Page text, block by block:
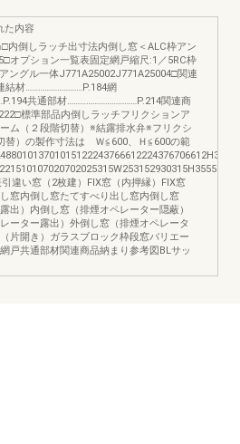
た内容
内倒しラッチ出寸法内倒し窓＜ALC枠アン
オプション一覧表固定網戸縮尺:1／5RC枠
ングル一体J771A25002J771A25004□関連
結材………………………P.184網
共通部材……………………………P.214関連商
標準部品内倒しラッチフリクションア
ム（２段階切替）※結露排水弁※フリクシ
替）の製作寸法は Ｗ≦600、Ｈ≦600の範
違い窓（2枚建）FIX窓（内押縁）FIX窓
し窓内倒し窓たてすべり出し窓内倒し窓
出）内倒し窓（排煙オペレーター隠蔽）
ーター露出）外倒し窓（排煙オペレータ
片開き）ガラスブロック枠段窓バリエー
戸共通部材関連商品納まり参考図BLサッ